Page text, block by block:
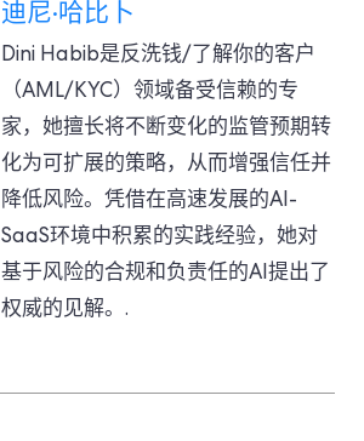
迪尼·哈比卜
Dini Habib是反洗钱/了解你的客户
（AML/KYC）领域备受信赖的专
家，她擅长将不断变化的监管预期转
化为可扩展的策略，从而增强信任并
降低风险。凭借在高速发展的AI-
SaaS环境中积累的实践经验，她对
基于风险的合规和负责任的AI提出了
权威的见解。.